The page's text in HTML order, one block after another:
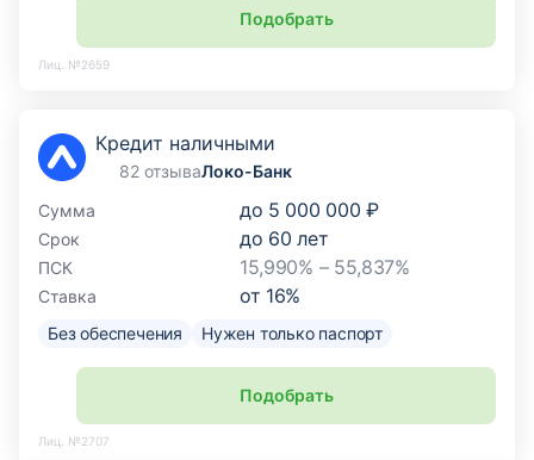
Подобрать
Лиц. №2659
Кредит наличными
82 отзываЛоко-Банк
Сумма
до 5 000 000 ₽
Срок до 60 лет
ПСК 15,990% – 55,837%
Ставка от 16%
Без обеспечения Нужен только паспорт
Подобрать
Лиц. №2707